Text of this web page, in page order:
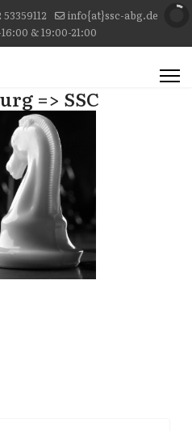
53359112
info{at}ssc-abg.de
& 19:00-21:00
=> SSC